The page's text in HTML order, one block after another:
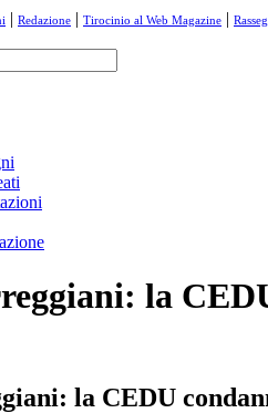
| Redazione | Tirocinio al Web Magazine |
la
la CEDU